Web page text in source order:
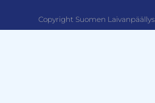
Copyright Suomen